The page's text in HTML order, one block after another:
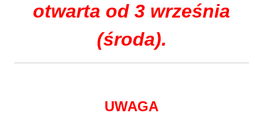
otwarta od 3 września
(środa).
UWAGA